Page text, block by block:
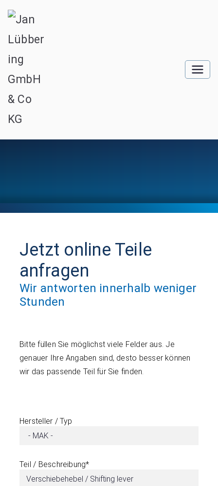
Jetzt online Teile
anfragen
Wir antworten innerhalb weniger
Stunden
Bitte füllen Sie möglichst viele Felder aus. Je
genauer Ihre Angaben sind, desto besser können
wir das passende Teil für Sie finden.
Hersteller / Typ
Teil / Beschreibung*